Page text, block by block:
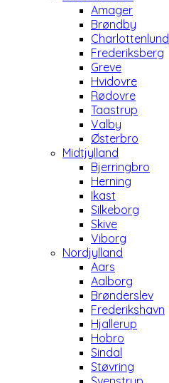
Amager
Brøndby
Charlottenlund
Frederiksberg
Greve
Hvidovre
Rødovre
Taastrup
Valby
Østerbro
Midtjylland
Bjerringbro
Herning
Ikast
Silkeborg
Skive
Viborg
Nordjylland
Aars
Aalborg
Brønderslev
Frederikshavn
Hjallerup
Hobro
Sindal
Støvring